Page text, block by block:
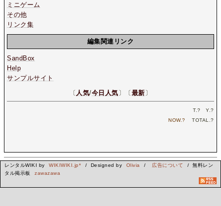
ミニゲーム
その他
リンク集
編集関連リンク
SandBox
Help
サンプルサイト
〔 人気/今日人気〕〔最新〕
T.? Y.?
NOW.? TOTAL.?
レンタルWIKI by WIKIWIKI.jp* / Designed by Olivia / 広告について
/ 無料レン
タル掲示板
zawazawa